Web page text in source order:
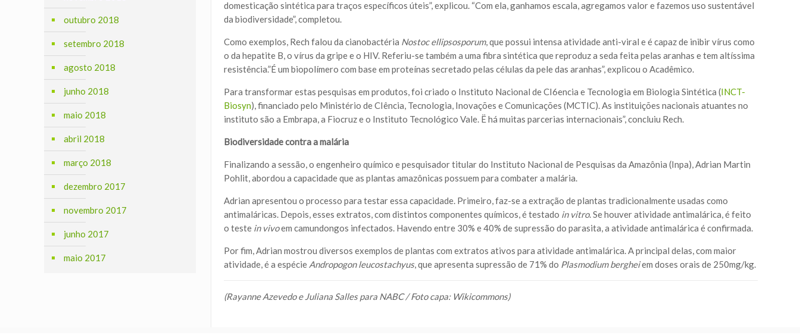
domesticação sintética para traços específicos úteis”, explicou. “Com ela, ganhamos escala, agregamos valor e fazemos uso sustentável
da biodiversidade”, completou.
Como exemplos, Rech falou da cianobactéria Nostoc ellipsosporum, que possui intensa atividade anti-viral e é capaz de inibir vírus como
o da hepatite B, o vírus da gripe e o HIV. Referiu-se também a uma fibra sintética que reproduz a seda feita pelas aranhas e tem altíssima
resistência.”É um biopolímero com base em proteínas secretado pelas células da pele das aranhas”, explicou o Acadêmico.
Para transformar estas pesquisas em produtos, foi criado o Instituto Nacional de CI6encia e Tecnologia em Biologia Sintética (INCT-
Biosyn), financiado pelo Ministério de CIência, Tecnologia, Inovações e Comunicações (MCTIC). As instituições nacionais atuantes no
instituto são a Embrapa, a Fiocruz e o Instituto Tecnológico Vale. Ë há muitas parcerias internacionais”, concluiu Rech.
Biodiversidade contra a malária
Finalizando a sessão, o engenheiro químico e pesquisador titular do Instituto Nacional de Pesquisas da Amazônia (Inpa), Adrian Martin
Pohlit, abordou a capacidade que as plantas amazônicas possuem para combater a malária.
Adrian apresentou o processo para testar essa capacidade. Primeiro, faz-se a extração de plantas tradicionalmente usadas como
antimaláricas. Depois, esses extratos, com distintos componentes químicos, é testado in vitro. Se houver atividade antimalárica, é feito
o teste in vivoem camundongos infectados. Havendo entre 30% e 40% de supressão do parasita, a atividade antimalárica é confirmada.
Por fim, Adrian mostrou diversos exemplos de plantas com extratos ativos para atividade antimalárica. A principal delas, com maior
atividade, é a espécie Andropogon leucostachyus, que apresenta supressão de 71% do Plasmodium bergheiem doses orais de 250mg/kg.
(Rayanne Azevedo e Juliana Salles para NABC / Foto capa: Wikicommons)
outubro 2018
setembro 2018
agosto 2018
junho 2018
maio 2018
abril 2018
março 2018
dezembro 2017
novembro 2017
junho 2017
maio 2017